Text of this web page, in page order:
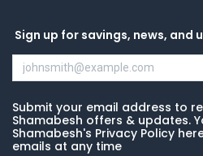
Sign up for savings, news, and
Submit your email address to
Shamabesh offers & updates.
Shamabesh's Privacy Policy
emails at any time